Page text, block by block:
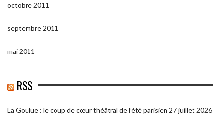
octobre 2011
septembre 2011
mai 2011
RSS
La Goulue : le coup de cœur théâtral de l’été parisien 27 juillet 2026